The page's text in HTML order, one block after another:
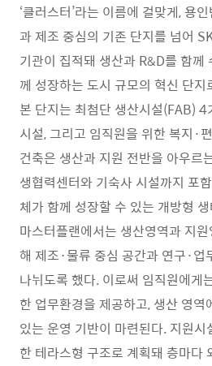
‘클러스터’라는 이름에 걸맞게, 용
과 제조 중심의 기존 단지를 넘어
기관이 집적돼 생산과 R&D를 함께
께 성장하는 도시 규모의 혁신 단지
본 단지는 최첨단 생산시설(FAB)
시설, 그리고 임직원을 위한 복지·
건축은 생산과 지원 전반을 아우르
생협력센터와 기숙사 시설까지 포
체가 함께 성장할 수 있는 개방형
마스터플랜에서는 생산영역과 지
해 제조·물류 중심 공간과 연구·업
나뉘도록 했다. 이로써 임직원에게
한 업무환경을 제공하고, 생산 영역
있는 운영 기반이 마련된다. 지원
한 테라스형 구조로 계획돼 층마다